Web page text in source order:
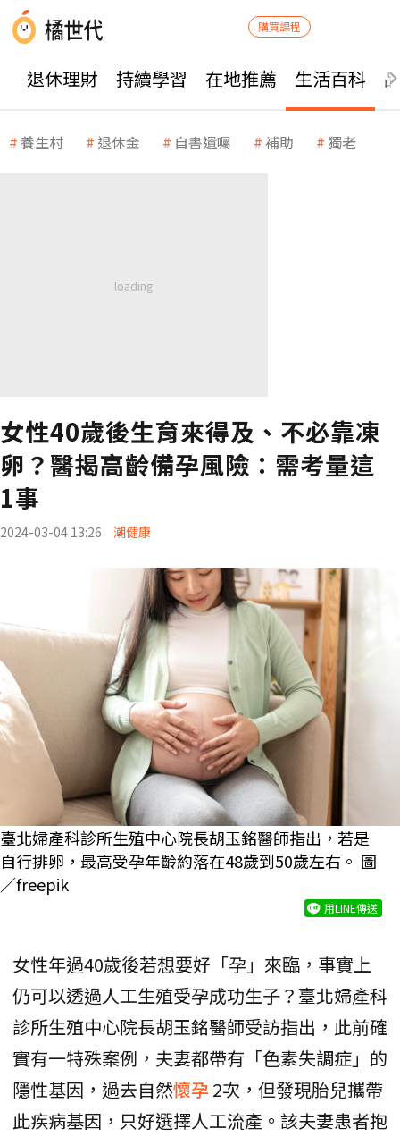
購買課程
退休理財 持續學習 在地推薦 生活百科
養生村 退休金 自書遺囑 補助 獨老
女性40歲後生育來得及、不必靠凍
卵？醫揭高齡備孕風險：需考量這
1事
2024-03-04 13:26 潮健康
臺北婦產科診所生殖中心院長胡玉銘醫師指出，若是
自行排卵，最高受孕年齡約落在48歲到50歲左右。 圖
／freepik
用LINE傳送
女性年過40歲後若想要好「孕」來臨，事實上
仍可以透過人工生殖受孕成功生子？臺北婦產科
診所生殖中心院長胡玉銘醫師受訪指出，此前確
實有一特殊案例，夫妻都帶有「色素失調症」的
隱性基因，過去自然懷孕2次，但發現胎兒攜帶
此疾病基因，只好選擇人工流產。該夫妻患者抱